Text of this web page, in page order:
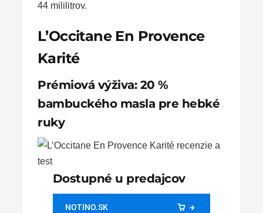
44 mililitrov.
L’Occitane En Provence
Karité
Prémiová výživa: 20 %
bambuckého masla pre hebké
ruky
Dostupné u predajcov
NOTINO.SK